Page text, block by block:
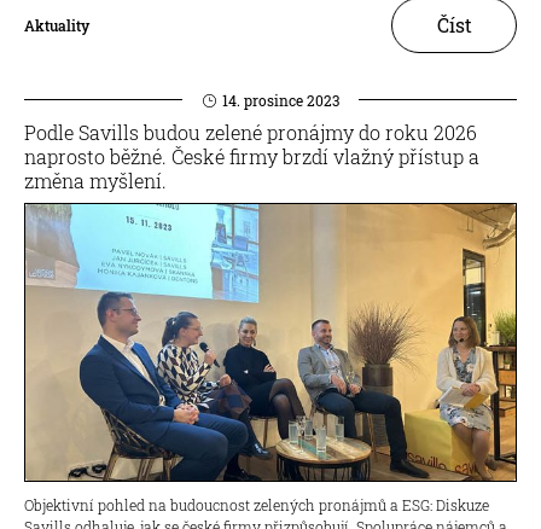
Aktuality Číst
14. prosince 2023
Podle Savills budou zelené pronájmy do roku 2026
naprosto běžné. České firmy brzdí vlažný přístup a
změna myšlení.
Objektivní pohled na budoucnost zelených pronájmů a ESG: Diskuze